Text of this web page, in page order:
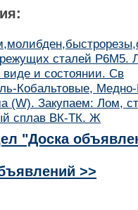
сталей Р6М5.
и состоянии. Св
Кобальтовые,
(W). Закупаем: Лом,
сплав ВК-ТК. Ж
"Доска
>>